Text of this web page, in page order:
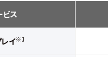
ビス
イ※1